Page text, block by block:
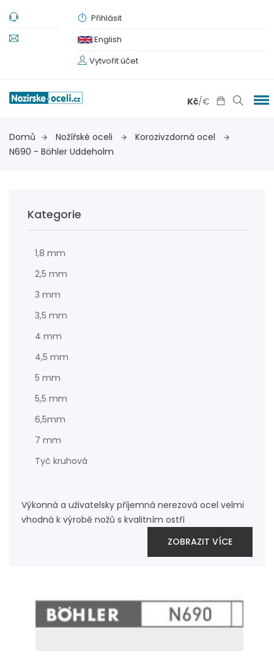
Přihlásit
English
Vytvořit účet
Kč/€
Domů Nožířské oceli
Korozivzdorná ocel
N690 - Böhler Uddeholm
Kategorie
1,8 mm
2,5 mm
3 mm
3,5 mm
4 mm
4,5 mm
5 mm
5,5 mm
6,5mm
7 mm
Tyč kruhová
Výkonná a uživatelsky příjemná nerezová ocel velmi
vhodná k výrobě nožů s kvalitním ostří
ZOBRAZIT VÍCE